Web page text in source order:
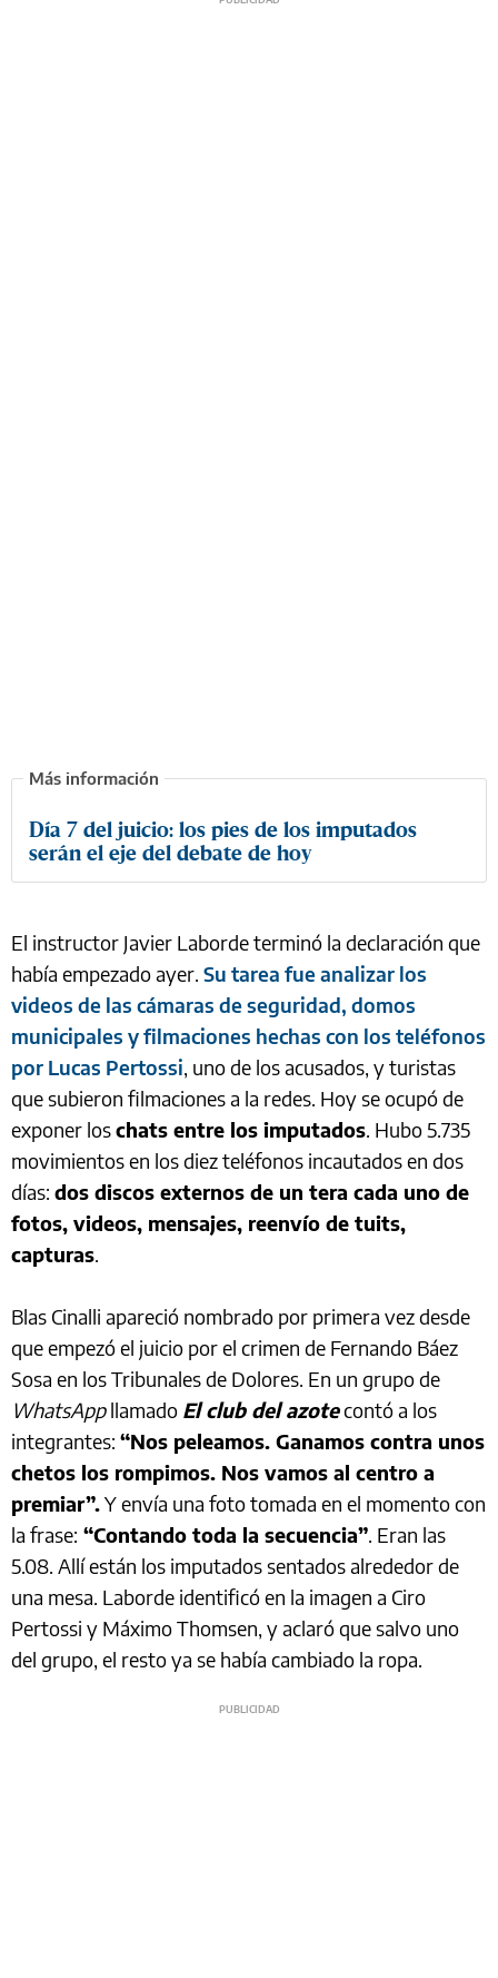
Día 7 del juicio: los pies de los imputados
serán el eje del debate de hoy
El instructor Javier Laborde terminó la declaración que
había empezado ayer. Su tarea fue analizar los
videos de las cámaras de seguridad, domos
municipales y filmaciones hechas con los teléfonos
por Lucas Pertossi, uno de los acusados, y turistas
que subieron filmaciones a la redes. Hoy se ocupó de
exponer loschats entre los imputados. Hubo 5.735
movimientos en los diez teléfonos incautados en dos
días: dos discos externos de un tera cada uno de
fotos, videos, mensajes, reenvío de tuits,
capturas.
Blas Cinalli apareció nombrado por primera vez desde
que empezó el juicio por el crimen de Fernando Báez
Sosa en los Tribunales de Dolores. En un grupo de
WhatsAppllamado El club del azotecontó a los
integrantes: “Nos peleamos. Ganamos contra unos
chetos los rompimos. Nos vamos al centro a
premiar”.Y envía una foto tomada en el momento con
la frase: “Contando toda la secuencia”. Eran las
5.08. Allí están los imputados sentados alrededor de
una mesa. Laborde identificó en la imagen a Ciro
Pertossi y Máximo Thomsen, y aclaró que salvo uno
del grupo, el resto ya se había cambiado la ropa.